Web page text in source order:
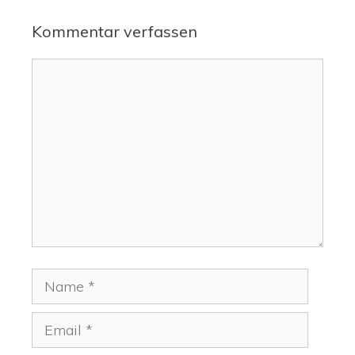
Kommentar verfassen